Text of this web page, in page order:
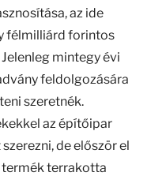
az ide
félmilliárd forintos
mintegy évi
feldolgozására
szeretnék.
az építőipar
de először el
terrakotta